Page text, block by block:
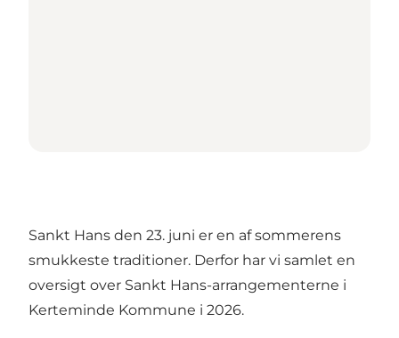
Sankt Hans den 23. juni er en af sommerens
smukkeste traditioner. Derfor har vi samlet en
oversigt over Sankt Hans-arrangementerne i
Kerteminde Kommune i 2026.